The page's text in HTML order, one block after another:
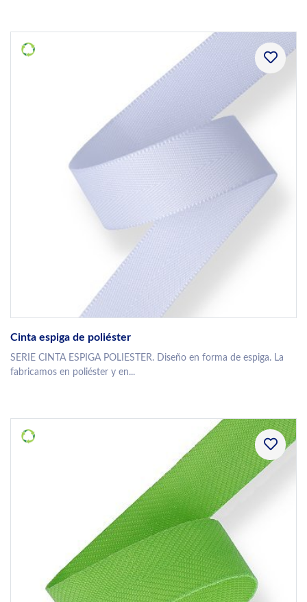
Cinta espiga de poliéster
SERIE CINTA ESPIGA POLIESTER. Diseño en forma de espiga. La
fabricamos en poliéster y en...